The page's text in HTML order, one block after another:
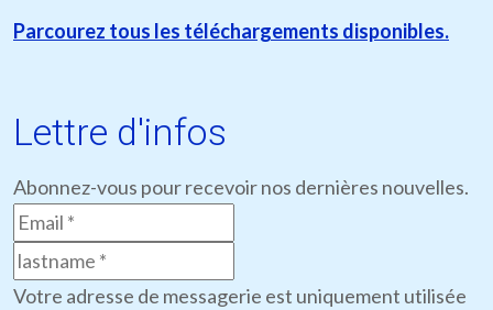
Parcourez tous les téléchargements disponibles.
Lettre d'infos
Abonnez-vous pour recevoir nos dernières nouvelles.
Votre adresse de messagerie est uniquement utilisée